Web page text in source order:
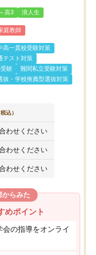
高3 浪人生
庭教師
高一貫校受験対策
テスト対策
験
難関私立受験対策
抜・学校推薦型選抜対策
税込）
わせください
わせください
わせください
からみた
めポイント
会の指導をオンライ